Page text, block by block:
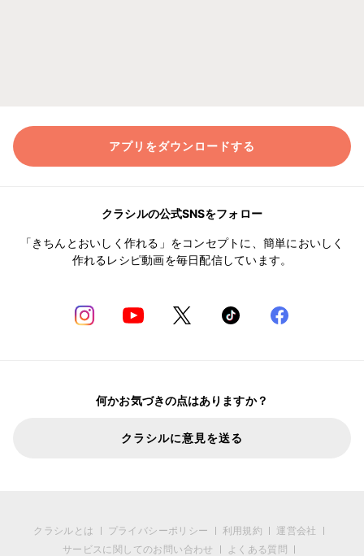
アプリをダウンロードする
クラシルの公式SNSをフォロー
「きちんとおいしく作れる」をコンセプトに、簡単においしく
作れるレシピ動画を毎日配信しています。
何かお気づきの点はありますか？
クラシルに意見を送る
クラシルとは プライバシーポリシー 利用規約
運営会社
サービスに関してのお問い合わせ
よくある質問